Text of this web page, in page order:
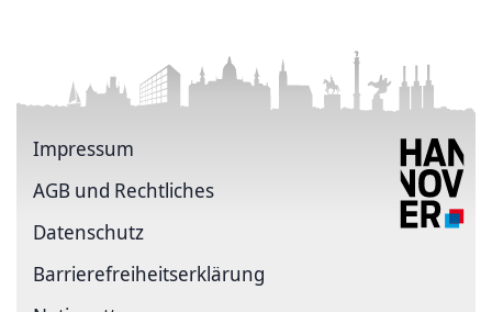
Impressum
AGB und Rechtliches
Datenschutz
Barriere­freiheits­erklärung